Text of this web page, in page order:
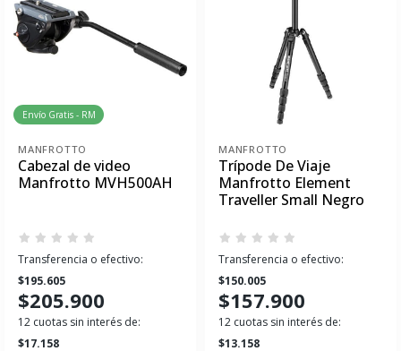
Envío Gratis - RM
MANFROTTO
Cabezal de video
Manfrotto MVH500AH
Transferencia o efectivo:
$195.605
$205.900
12 cuotas sin interés de:
$17.158
MANFROTTO
Trípode De Viaje
Manfrotto Element
Traveller Small Negro
Transferencia o efectivo:
$150.005
$157.900
12 cuotas sin interés de:
$13.158